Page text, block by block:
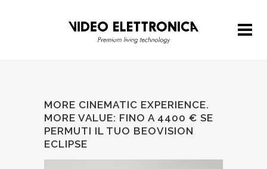
MORE CINEMATIC EXPERIENCE.
MORE VALUE: FINO A 4400 € SE
PERMUTI IL TUO BEOVISION
ECLIPSE